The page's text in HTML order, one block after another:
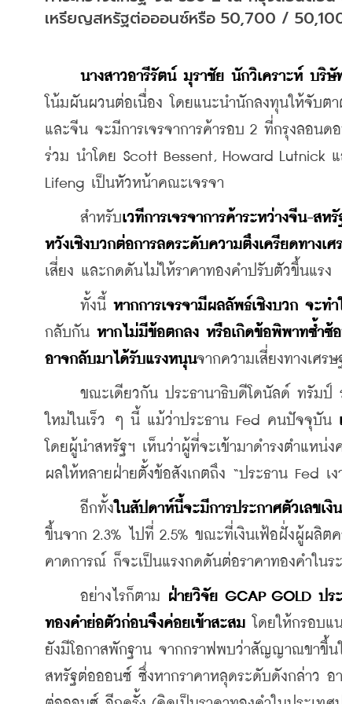
เหรียญสหรัฐต่อออนซ์หรือ 50,700 /
นางสาวอารีรัตน์ มุราชัย นักวิเคราะห์ บริ
โน้มผันผวนต่อเนื่อง โดยแนะนำนักลงทุนให้จับต
และจีน จะมีการเจรจาการค้ารอบ 2 ที่กรุงลอน
ร่วม นำโดย Scott Bessent, Howard Lutnick
Lifeng เป็นหัวหน้าคณะเจรจา
สำหรับเวทีการเจรจาการค้าระหว่างจีน-ส
หวังเชิงบวกต่อการลดระดับความตึงเครียดทางเศ
เสี่ยง และกดดันไม่ให้ราคาทองคำปรับตัวขึ้นแรง
ทั้งนี้ หากการเจรจามีผลลัพธ์เชิงบวก จะท
กลับกัน หากไม่มีข้อตกลง หรือเกิดข้อพิพาทซ้ำซ้
อาจกลับมาได้รับแรงหนุนจากความเสี่ยงทางเศร
ขณะเดียวกัน ประธานาธิบดีโดนัลด์ ทรัมป์ ระ
ใหม่ในเร็ว ๆ นี้ แม้ว่าประธาน Fed คนปัจจุบัน
โดยผู้นำสหรัฐฯ เห็นว่าผู้ที่จะเข้ามาดำรงตำแห
ผลให้หลายฝ่ายตั้งข้อสังเกตถึง “ประธาน Fed เ
อีกทั้ง ในสัปดาห์นี้จะมีการประกาศตัวเลขเงิ
ขึ้นจาก 2.3% ไปที่ 2.5% ขณะที่เงินเฟ้อฝั่งผู้ผลิต
คาดการณ์ ก็จะเป็นแรงกดดันต่อราคาทองคำในร
อย่างไรก็ตาม
ฝ่ายวิจัย GCAP GOLD ปร
ทองคำย่อตัวก่อนจึงค่อยเข้าสะสม โดยให้กรอบแ
ยังมีโอกาสพักฐาน จากกราฟพบว่าสัญญาณขาขึ้น
สหรัฐต่อออนซ์ ซึ่งหากราคาหลุดระดับดังกล่าว อ